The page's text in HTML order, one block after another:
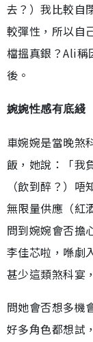
去？）我比較自
較彈性，所以自
檔搵真銀？Ali稱
後。
婉婉性感有底綫
車婉婉是當晚煞
飯，她說：「我
（飲到醉？）
無限量供應（紅
問到婉婉會否擔
李佳芯啦，喺劇
甚少這類煞科宴
問她會否想多機
好多角色都想試